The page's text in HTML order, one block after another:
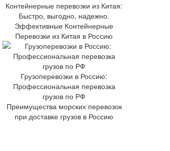
Контейнерные перевозки из Китая:
Быстро, выгодно, надежно.
Эффективные Контейнерные
Перевозки из Китая в Россию
Грузоперевозки в Россию:
Профессиональная перевозка
грузов по РФ
Преимущества морских перевозок
при доставке грузов в Россию